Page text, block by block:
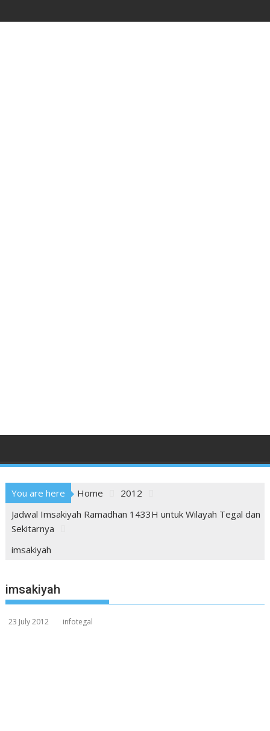
to
You are here Home
2012
Jadwal Imsakiyah Ramadhan 1433H untuk Wilayah Tegal dan
Sekitarnya
imsakiyah
imsakiyah
23 July 2012 infotegal